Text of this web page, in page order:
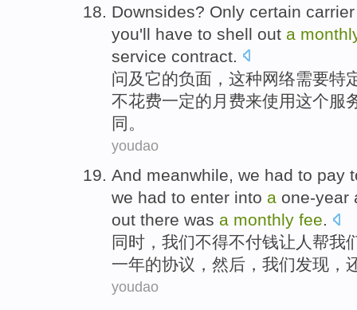
Downsides? Only certain
you'll have to shell out a
service contract
问及它的负面 ，这种网络需要特
不花费一定的 月费来使用这个服
同 。
youdao
And meanwhile, we had to pay
we had to enter into a one-year
out there was a monthly fee.
同时 ， 我们不得不付钱让 人帮我
一年的协议 ， 然后 ，我们发现 ，
youdao